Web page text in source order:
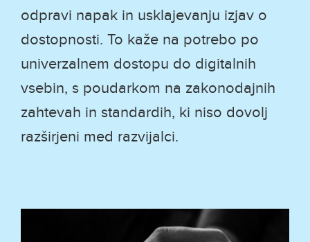
odpravi napak in usklajevanju izjav o
dostopnosti. To kaže na potrebo po
univerzalnem dostopu do digitalnih
vsebin, s poudarkom na zakonodajnih
zahtevah in standardih, ki niso dovolj
razširjeni med razvijalci.